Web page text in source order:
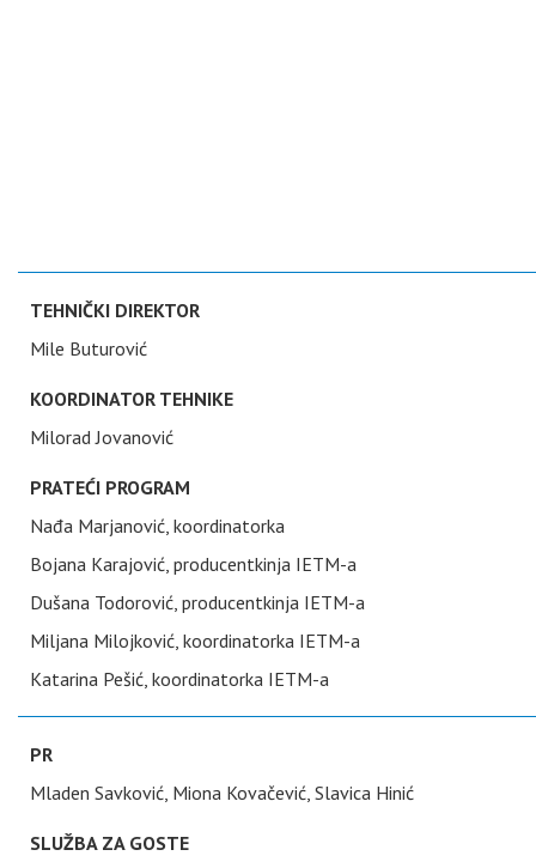
TEHNIČKI DIREKTOR
Mile Buturović
KOORDINATOR TEHNIKE
Milorad Jovanović
PRATEĆI PROGRAM
Nađa Marjanović, koordinatorka
Bojana Karajović, producentkinja IETM-a
Dušana Todorović, producentkinja IETM-a
Miljana Milojković, koordinatorka IETM-a
Katarina Pešić, koordinatorka IETM-a
PR
Mladen Savković, Miona Kovačević, Slavica Hinić
SLUŽBA ZA GOSTE